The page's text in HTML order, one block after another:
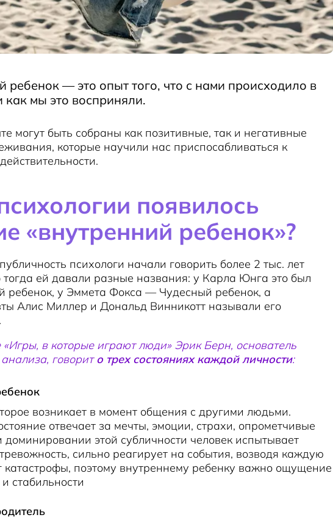
ребенок — это опыт того, что с нами происходило в
мы это восприняли.
могут быть собраны как позитивные, так и негативные
которые научили нас приспосабливаться к
появилось
«внутренний ребенок»?
психологи начали говорить более 2 тыс. лет
тогда ей давали разные названия: у Карла Юнга это был
ребенок, у Эммета Фокса — Чудесный ребенок, а
Алис Миллер и Дональд Винникотт называли его
«Игры, в которые играют люди» Эрик Берн, основатель
говорито трех состояниях каждой личности:
возникает в момент общения с другими людьми.
отвечает за мечты, эмоции, страхи, опрометчивые
доминировании этой субличности человек испытывает
сильно реагирует на события, возводя каждую
катастрофы, поэтому внутреннему ребенку важно ощущение
стабильности